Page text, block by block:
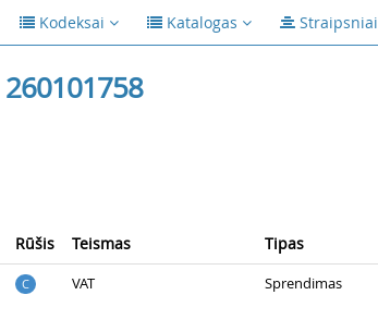
Kodeksai Katalogas Straipsniai
260101758
Rūšis Teismas Tipas
C VAT Sprendimas